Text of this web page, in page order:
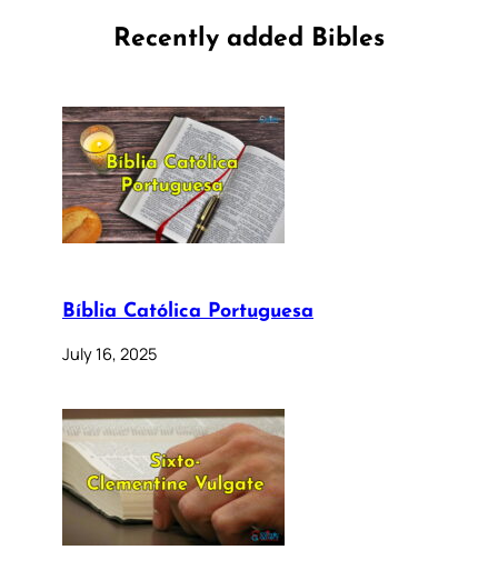
Recently added Bibles
Bíblia Católica Portuguesa
July 16, 2025